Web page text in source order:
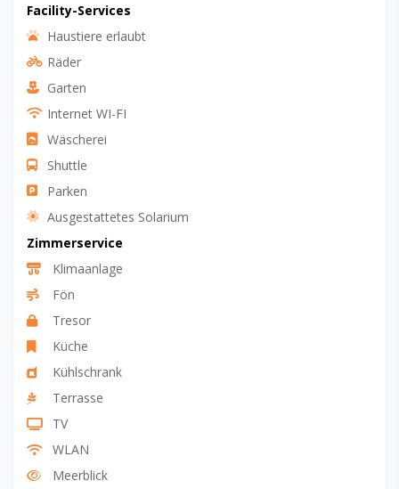
Facility-Services
Haustiere erlaubt
Räder
Garten
Internet WI-FI
Wäscherei
Shuttle
Parken
Ausgestattetes Solarium
Zimmerservice
Klimaanlage
Fön
Tresor
Küche
Kühlschrank
Terrasse
TV
WLAN
Meerblick